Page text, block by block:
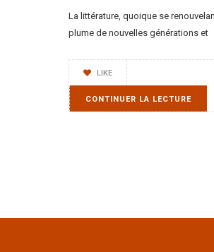
La littérature, quoique se
plume de nouvelles générations et
LIKE
CONTINUER LA LECTURE